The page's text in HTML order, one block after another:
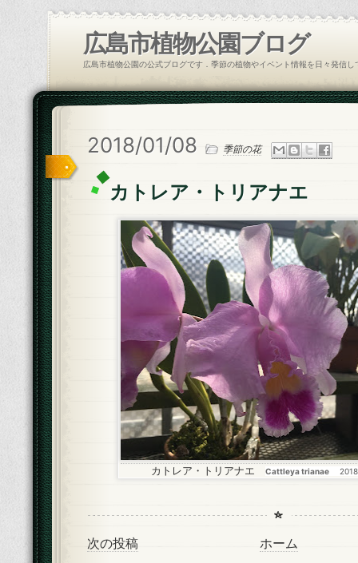
広島市植物公園ブログ
広島市植物公園の公式ブログです．季節の植物やイベント情報を日々発信し
2018/01/08 季節の花
カトレア・トリアナエ
カトレア・トリアナエ Cattleya trianae 2018
次の投稿
ホーム